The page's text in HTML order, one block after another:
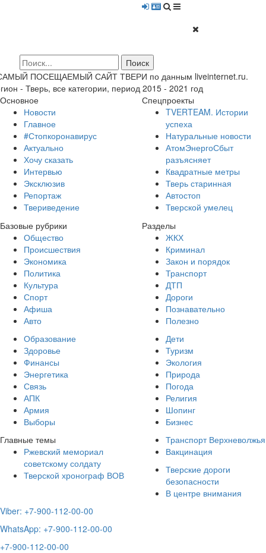
ПОСЕЩАЕМЫЙ САЙТ ТВЕРИ по данным liveinternet.ru.
- Тверь, все категории, период 2015 - 2021 год
Основное
Новости
Главное
#Стопкоронавирус
Актуально
Хочу сказать
Интервью
Эксклюзив
Репортаж
Твериведение
Спецпроекты
TVERTEAM. Истории
успеха
Натуральные новости
АтомЭнергоСбыт
разъясняет
Квадратные метры
Тверь старинная
Автостоп
Тверской умелец
Базовые рубрики
Общество
Происшествия
Экономика
Политика
Культура
Спорт
Афиша
Авто
Разделы
ЖКХ
Криминал
Закон и порядок
Транспорт
ДТП
Дороги
Познавательно
Полезно
Образование
Здоровье
Финансы
Энергетика
Связь
АПК
Армия
Выборы
Дети
Туризм
Экология
Природа
Погода
Религия
Шопинг
Бизнес
Главные темы
Ржевский мемориал
советскому солдату
Тверской хронограф ВОВ
Транспорт Верхневолжья
Вакцинация
Тверские дороги
безопасности
В центре внимания
Viber: +7-900-112-00-00
WhatsApp: +7-900-112-00-00
+7-900-112-00-00